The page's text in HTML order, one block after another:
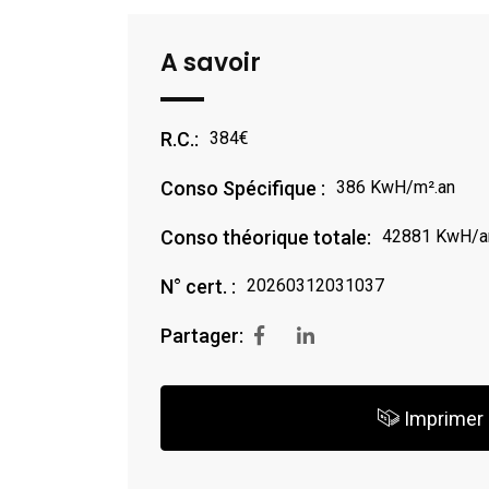
A savoir
R.C.: 384€
Conso Spécifique : 386 KwH/m².an
Conso théorique totale: 42881 KwH/
N° cert. : 20260312031037
Partager:
Imprimer